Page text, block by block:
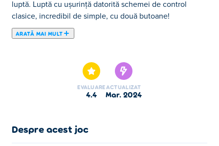
luptă. Luptă cu ușurință datorită schemei de control
clasice, incredibil de simple, cu două butoane!
ARATĂ MAI MULT
luptă. Luptă cu ușurință datorită schemei de control
clasice, incredibil de simple, cu două butoane! Alege
dintre 8 urși de lupte jucabili, cu mișcări combinate,
urși grizzly și deblochează noi luptători și pălării colorate.
EVALUARE
4.4
ACTUALIZAT
mar. 2024
Despre acest joc